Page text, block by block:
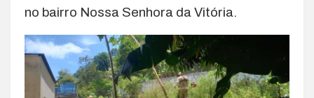
no bairro Nossa Senhora da Vitória.